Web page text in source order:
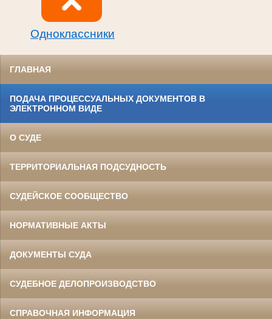
Одноклассники
ГЛАВНАЯ
ПОДАЧА ПРОЦЕССУАЛЬНЫХ ДОКУМЕНТОВ В
ЭЛЕКТРОННОМ ВИДЕ
О СУДЕ
ТЕРРИТОРИАЛЬНАЯ ПОДСУДНОСТЬ
СУДЕЙСКОЕ СООБЩЕСТВО
НОРМАТИВНЫЕ АКТЫ
ДОКУМЕНТЫ СУДА
СУДЕБНОЕ ДЕЛОПРОИЗВОДСТВО
СПРАВОЧНАЯ ИНФОРМАЦИЯ